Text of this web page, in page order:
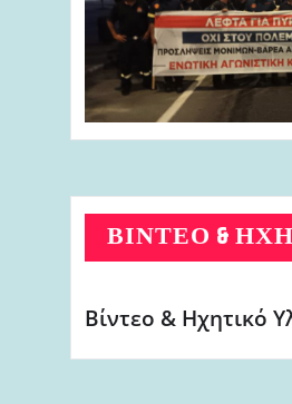
ΒΊΝΤΕΟ &
Βίντεο & Ηχητικό